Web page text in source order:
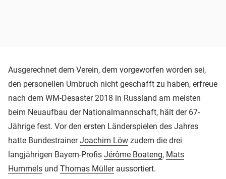
Ausgerechnet dem Verein, dem vorgeworfen worden sei,
den personellen Umbruch nicht geschafft zu haben, erfreue
nach dem WM-Desaster 2018 in Russland am meisten
beim Neuaufbau der Nationalmannschaft, hält der 67-
Jährige fest. Vor den ersten Länderspielen des Jahres
hatte BundestrainerJoachim Löw zudem die drei
langjährigen Bayern-Profis Jérôme Boateng, Mats
Hummels und Thomas Mülleraussortiert.